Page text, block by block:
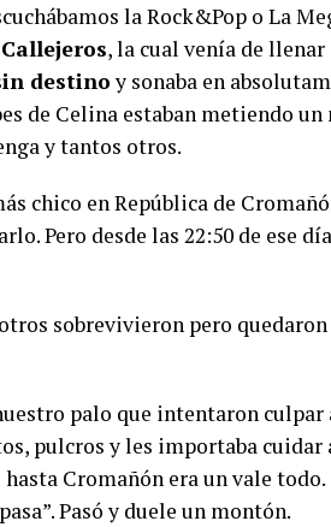
la Rock&Pop o La
Callejeros, la cual venía de
destinoy sonaba en
de Celina estaban metiendo
y tantos otros.
chico en República de
Pero desde las 22:50 de ese
sobrevivieron pero
palo que intentaron culpar
pulcros y les importaba cuidar
Cromañón era un vale
Pasó y duele un montón.